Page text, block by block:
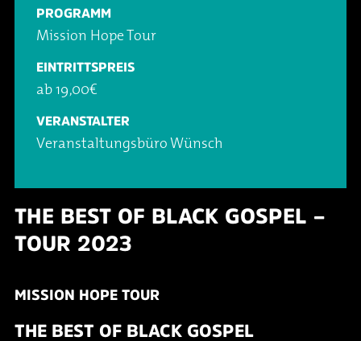
Vorträge & Lesungen
Kafé Klinker
FAQ – Fragen & Antworten
Kontakt
Jobs
Ansprechpartner
Buchungsanfrage
PROGRAMM
Mission Hope Tour
EINTRITTSPREIS
ab 19,00€
VERANSTALTER
Veranstaltungsbüro Wünsch
THE BEST OF BLACK GOSPEL –
TOUR 2023
MISSION HOPE TOUR
THE BEST OF BLACK GOSPEL